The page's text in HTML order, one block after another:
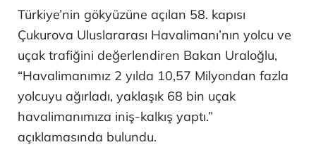
Türkiye’nin gökyüzüne açılan 58. kapısı
Çukurova Uluslararası Havalimanı’nın yolcu ve
uçak trafiğini değerlendiren Bakan Uraloğlu,
“Havalimanımız 2 yılda 10,57 Milyondan fazla
yolcuyu ağırladı, yaklaşık 68 bin uçak
havalimanımıza iniş-kalkış yaptı.”
açıklamasında bulundu.